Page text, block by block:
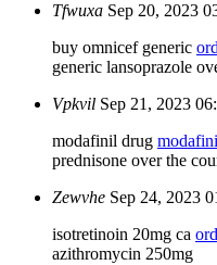
Tfwuxa Sep 20, 2023
buy omnicef generic
generic lansoprazole
Vpkvil Sep 21, 2023
modafinil drug
prednisone over the
Zewvhe Sep 24, 2023
isotretinoin 20mg ca
azithromycin 250mg